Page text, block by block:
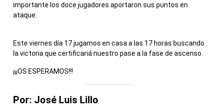
importante los doce jugadores aportaron sus puntos en
ataque.
Este viernes día 17 jugamos en casa a las 17 horas buscando
la victoria que certificariá nuestro pase a la fase de ascenso.
¡¡¡OS ESPERAMOS!!!
Por: José Luis Lillo